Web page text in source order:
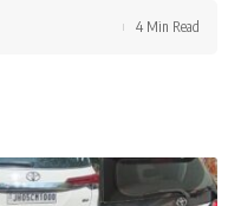
4 Min Read